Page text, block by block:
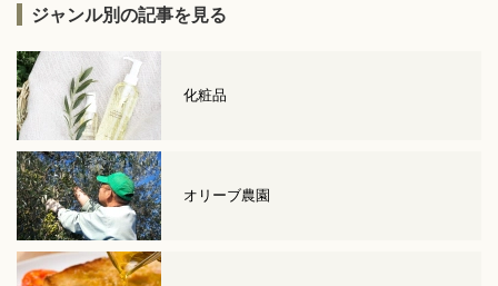
ジャンル別の記事を見る
化粧品
オリーブ農園